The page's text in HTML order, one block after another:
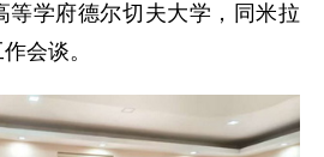
等学府德尔切夫大学，同米拉
会谈。